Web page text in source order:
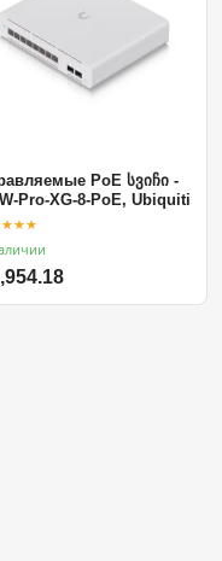
PoE სვიჩი -
Pro-XG-8-PoE, Ubiquiti